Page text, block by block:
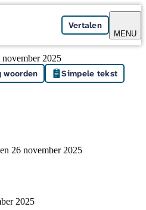
Vertalen
MENU
2025
woorden Simpele tekst
26 november 2025
2025